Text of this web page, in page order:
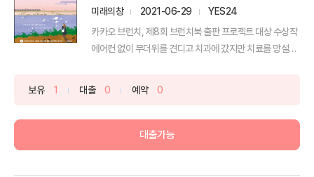
미래의창
2021-06-29
YES24
카카오 브런치, 제8회 브런치북 출판 프로젝트 대상 수상작
에어컨 없이 무더위를 견디고 치과에 갔지만 치료를 망설이
보유 1 대출 0 예약 0
대출가능